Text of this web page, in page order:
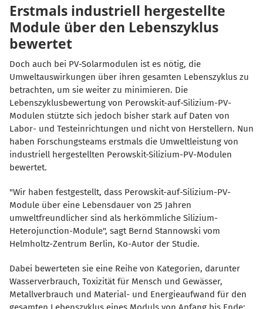
Erstmals industriell hergestellte
Module über den Lebenszyklus
bewertet
Doch auch bei PV-Solarmodulen ist es nötig, die
Umweltauswirkungen über ihren gesamten Lebenszyklus zu
betrachten, um sie weiter zu minimieren. Die
Lebenszyklusbewertung von Perowskit-auf-Silizium-PV-
Modulen stützte sich jedoch bisher stark auf Daten von
Labor- und Testeinrichtungen und nicht von Herstellern. Nun
haben Forschungsteams erstmals die Umweltleistung von
industriell hergestellten Perowskit-Silizium-PV-Modulen
bewertet.
"Wir haben festgestellt, dass Perowskit-auf-Silizium-PV-
Module über eine Lebensdauer von 25 Jahren
umweltfreundlicher sind als herkömmliche Silizium-
Heterojunction-Module", sagt Bernd Stannowski vom
Helmholtz-Zentrum Berlin, Ko-Autor der Studie.
Dabei bewerteten sie eine Reihe von Kategorien, darunter
Wasserverbrauch, Toxizität für Mensch und Gewässer,
Metallverbrauch und Material- und Energieaufwand für den